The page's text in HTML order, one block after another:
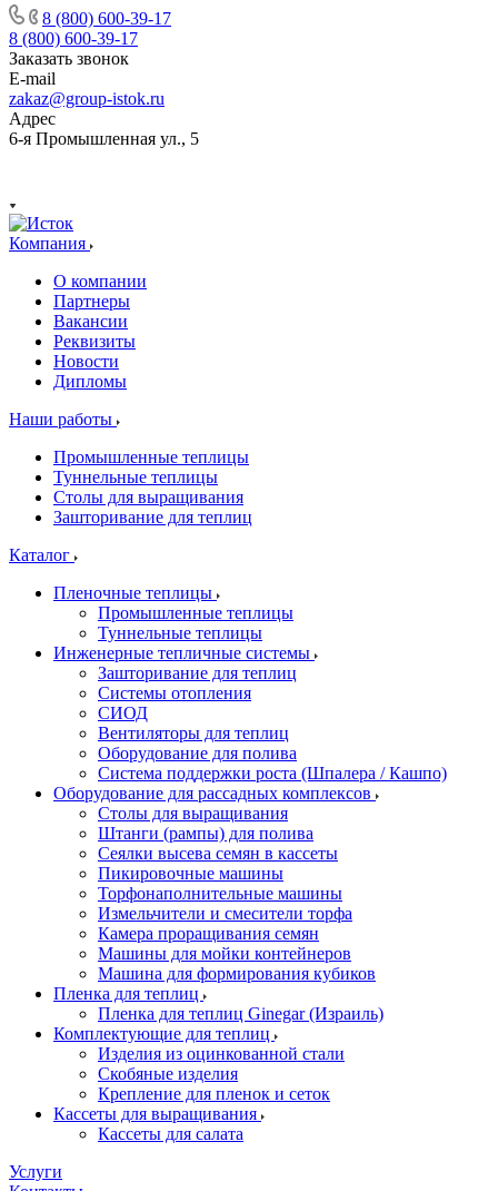
8 (800) 600-39-17
8 (800) 600-39-17
Заказать звонок
E-mail
zakaz@group-istok.ru
Адрес
6-я Промышленная ул., 5
Компания
О компании
Партнеры
Вакансии
Реквизиты
Новости
Дипломы
Наши работы
Промышленные теплицы
Туннельные теплицы
Столы для выращивания
Зашторивание для теплиц
Каталог
Пленочные теплицы
Промышленные теплицы
Туннельные теплицы
Инженерные тепличные системы
Зашторивание для теплиц
Системы отопления
СИОД
Вентиляторы для теплиц
Оборудование для полива
Система поддержки роста (Шпалера / Кашпо)
Оборудование для рассадных комплексов
Столы для выращивания
Штанги (рампы) для полива
Сеялки высева семян в кассеты
Пикировочные машины
Торфонаполнительные машины
Измельчители и смесители торфа
Камера проращивания семян
Машины для мойки контейнеров
Машина для формирования кубиков
Пленка для теплиц
Пленка для теплиц Ginegar (Израиль)
Комплектующие для теплиц
Изделия из оцинкованной стали
Скобяные изделия
Крепление для пленок и сеток
Кассеты для выращивания
Кассеты для салата
Услуги